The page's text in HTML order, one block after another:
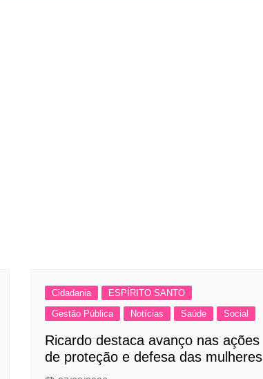
Cidadania
ESPÍRITO SANTO
Gestão Pública
Notícias Saúde Social
Ricardo destaca avanço nas ações
de proteção e defesa das mulheres